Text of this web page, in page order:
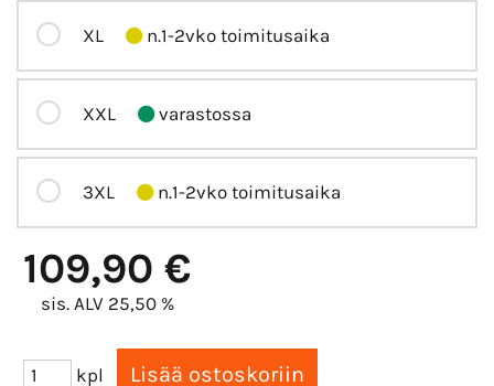
XL n.1-2vko toimitusaika
XXL varastossa
3XL n.1-2vko toimitusaika
109,90 €
sis. ALV 25,50 %
kpl